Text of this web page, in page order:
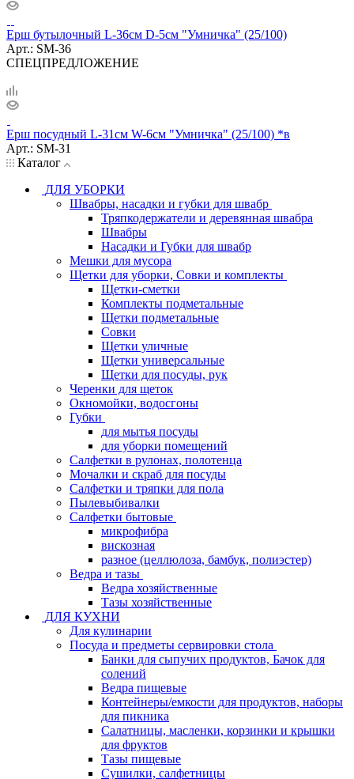
Ерш бутылочный L-36см D-5см "Умничка" (25/100)
Арт.: SM-36
СПЕЦПРЕДЛОЖЕНИЕ
Ерш посудный L-31см W-6см "Умничка" (25/100) *в
Арт.: SM-31
Каталог
ДЛЯ УБОРКИ
Швабры, насадки и губки для швабр
Тряпкодержатели и деревянная швабра
Швабры
Насадки и Губки для швабр
Мешки для мусора
Щетки для уборки, Совки и комплекты
Щетки-сметки
Комплекты подметальные
Щетки подметальные
Совки
Щетки уличные
Щетки универсальные
Щетки для посуды, рук
Черенки для щеток
Окномойки, водосгоны
Губки
для мытья посуды
для уборки помещений
Салфетки в рулонах, полотенца
Мочалки и скраб для посуды
Салфетки и тряпки для пола
Пылевыбивалки
Салфетки бытовые
микрофибра
вискозная
разное (целлюлоза, бамбук, полиэстер)
Ведра и тазы
Ведра хозяйственные
Тазы хозяйственные
ДЛЯ КУХНИ
Для кулинарии
Посуда и предметы сервировки стола
Банки для сыпучих продуктов, Бачок для
солений
Ведра пищевые
Контейнеры/емкости для продуктов, наборы
для пикника
Салатницы, масленки, корзинки и крышки
для фруктов
Тазы пищевые
Сушилки, салфетницы